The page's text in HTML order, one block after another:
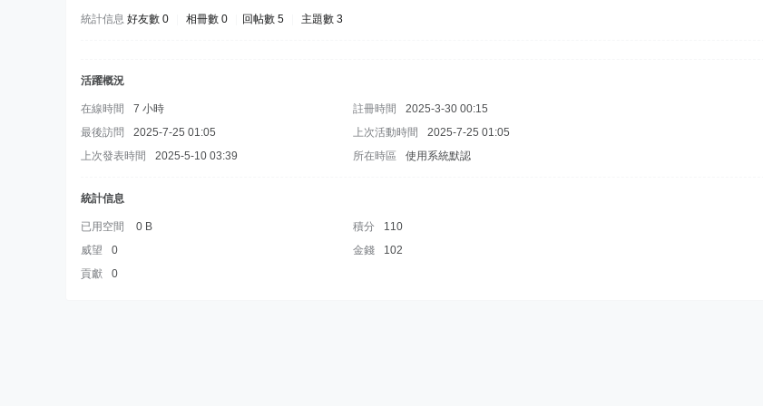
統計信息 好友數 0 相冊數 0 回帖數 5 主題數 3
活躍概況
在線時間 7 小時 註冊時間
2025-3-30 00:15
最後訪問
2025-7-25 01:05 上次活動時間
2025-7-25 01:05
上次發表時間
2025-5-10 03:39 所在時區 使用系統默認
統計信息
已用空間 0 B 積分
110
威望
0 金錢
102
貢獻
0